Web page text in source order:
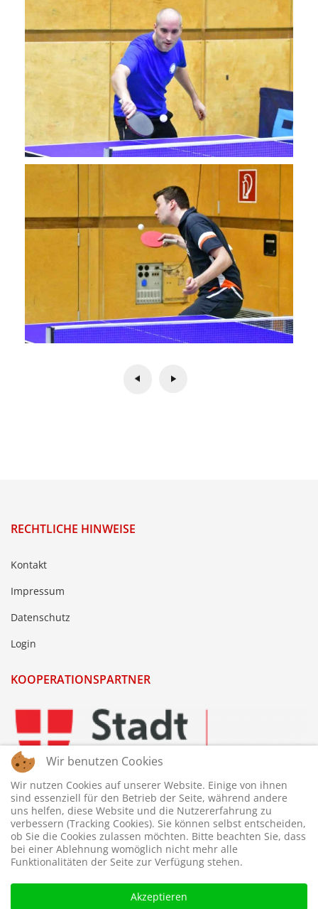
RECHTLICHE HINWEISE
Kontakt
Impressum
Datenschutz
Login
KOOPERATIONSPARTNER
Wir benutzen Cookies
Wir nutzen Cookies auf unserer Website. Einige von ihnen
sind essenziell für den Betrieb der Seite, während andere
uns helfen, diese Website und die Nutzererfahrung zu
verbessern (Tracking Cookies). Sie können selbst entscheiden,
ob Sie die Cookies zulassen möchten. Bitte beachten Sie, dass
bei einer Ablehnung womöglich nicht mehr alle
Funktionalitäten der Seite zur Verfügung stehen.
Akzeptieren